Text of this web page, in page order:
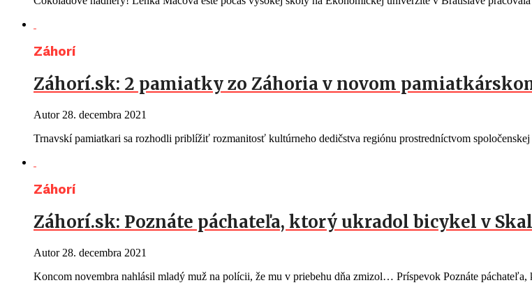
Záhorí
Záhorí.sk: 2 pamiatky zo Záhoria v novom
Autor 28. decembra 2021
Trnavskí pamiatkari sa rozhodli priblížiť rozmanitosť kultúrneho dedičstva regiónu prostredníctvom
Záhorí
Záhorí.sk: Poznáte páchateľa, ktorý ukradol bicykel v
Autor 28. decembra 2021
Koncom novembra nahlásil mladý muž na polícii, že mu v priebehu dňa zmizol… Príspevok Poznáte páchateľa,